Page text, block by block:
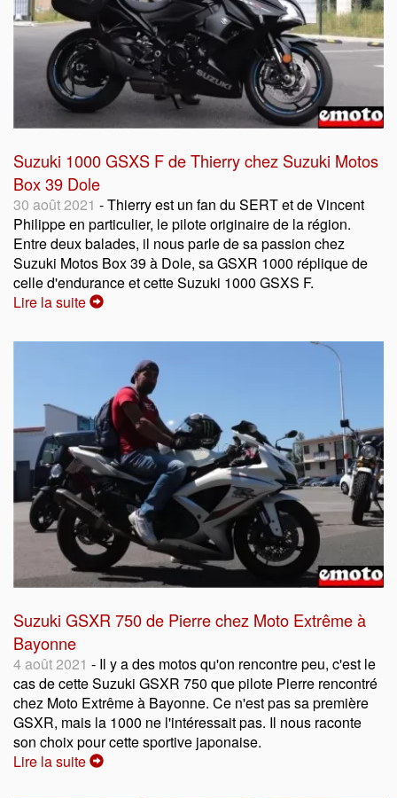
Suzuki 1000 GSXS F de Thierry chez Suzuki Motos
Box 39 Dole
30 août 2021 - Thierry est un fan du SERT et de Vincent
Philippe en particulier, le pilote originaire de la région.
Entre deux balades, il nous parle de sa passion chez
Suzuki Motos Box 39 à Dole, sa GSXR 1000 réplique de
celle d'endurance et cette Suzuki 1000 GSXS F.
Lire la suite
Suzuki GSXR 750 de Pierre chez Moto Extrême à
Bayonne
4 août 2021 - Il y a des motos qu'on rencontre peu, c'est le
cas de cette Suzuki GSXR 750 que pilote Pierre rencontré
chez Moto Extrême à Bayonne. Ce n'est pas sa première
GSXR, mais la 1000 ne l'intéressait pas. Il nous raconte
son choix pour cette sportive japonaise.
Lire la suite